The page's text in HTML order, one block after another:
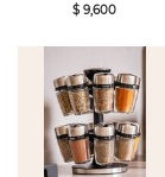
$ 9,600